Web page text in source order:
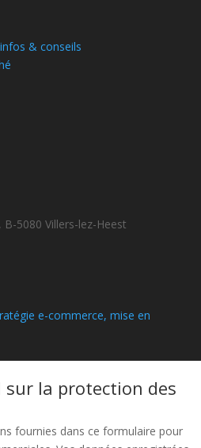
& conseils
5080 Villers-lez-Heest
sur la protection des
fournies dans ce formulaire pour